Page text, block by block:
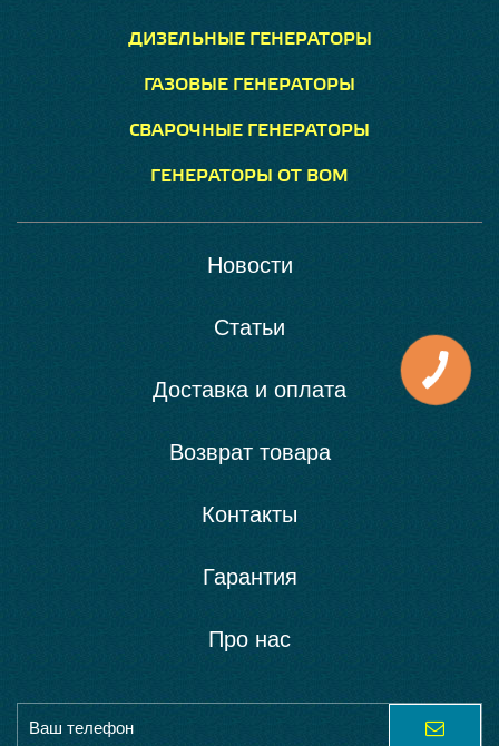
ДИЗЕЛЬНЫЕ ГЕНЕРАТОРЫ
ГАЗОВЫЕ ГЕНЕРАТОРЫ
СВАРОЧНЫЕ ГЕНЕРАТОРЫ
ГЕНЕРАТОРЫ ОТ ВОМ
Новости
Статьи
Доставка и оплата
Возврат товара
Контакты
Гарантия
Про нас